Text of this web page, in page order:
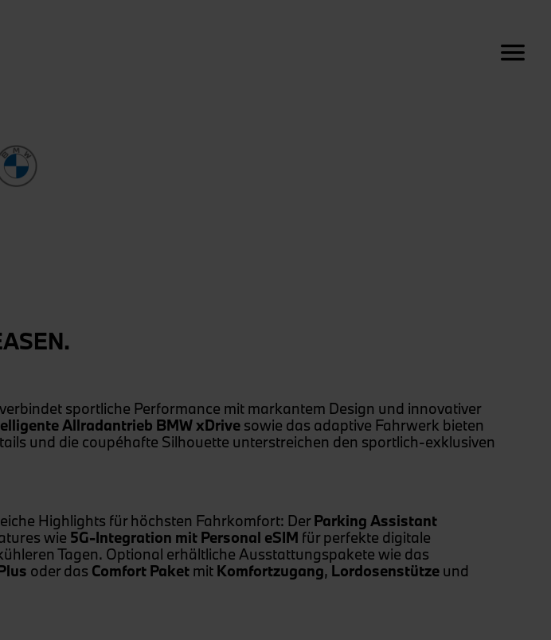
verbindet sportliche Performance mit markantem Design und innovativer
Allradantrieb BMW xDrive sowie das adaptive Fahrwerk bieten
und die coupéhafte Silhouette unterstreichen den sportlich-exklusiven
Highlights für höchsten Fahrkomfort: DerParking Assistant
wie 5G-Integration mit Personal eSIM für perfekte digitale
Tagen. Optional erhältliche Ausstattungspakete wie das
oder das Comfort Paket mit Komfortzugang, Lordosenstütze und